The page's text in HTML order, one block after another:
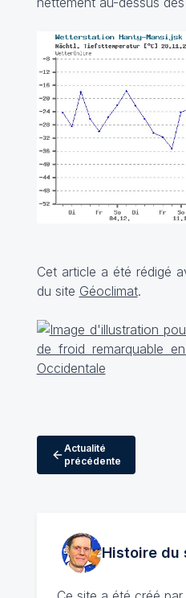
Cet article a été rédigé
du site Géoclimat.
Actualité
précédente
Histoire du